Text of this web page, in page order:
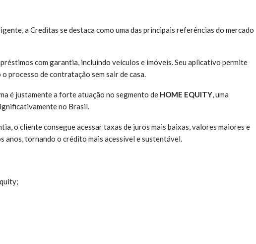
a Creditas se destaca como uma das principais referências do mercado
com garantia, incluindo veículos e imóveis. Seu aplicativo permite
processo de contratação sem sair de casa.
é justamente a forte atuação no segmento de HOME EQUITY, uma
no Brasil.
o cliente consegue acessar taxas de juros mais baixas, valores maiores e
anos, tornando o crédito mais acessível e sustentável.